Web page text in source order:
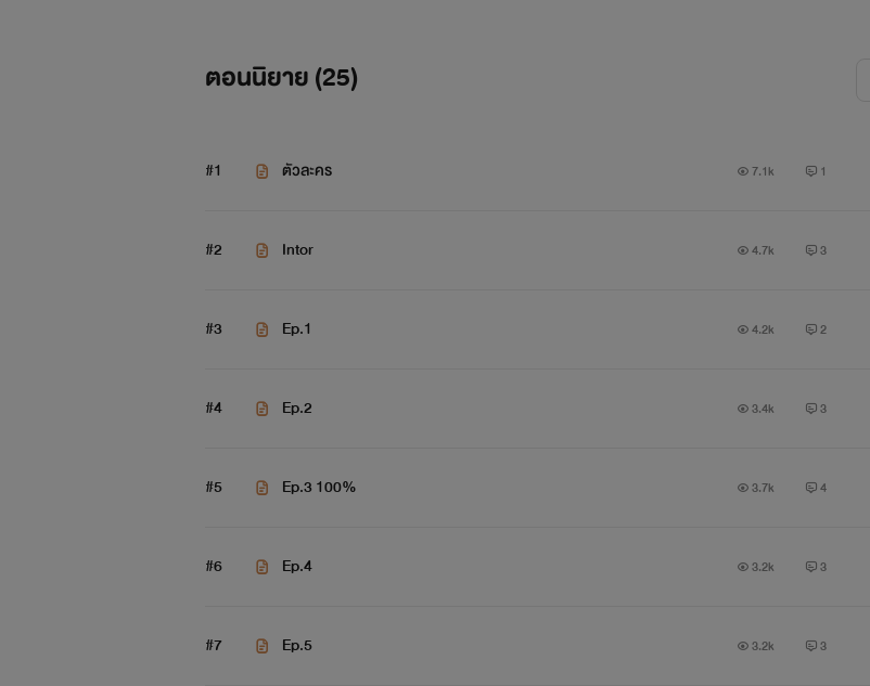
ตอนนิยาย (25)
#1 ตัวละคร 7.1k 1
#2 Intor 4.7k 3
#3 Ep.1 4.2k 2
#4 Ep.2 3.4k 3
#5 Ep.3 100% 3.7k 4
#6 Ep.4 3.2k 3
#7 Ep.5 3.2k 3